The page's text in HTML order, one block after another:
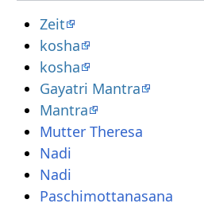
Zeit
kosha
kosha
Gayatri Mantra
Mantra
Mutter Theresa
Nadi
Nadi
Paschimottanasana